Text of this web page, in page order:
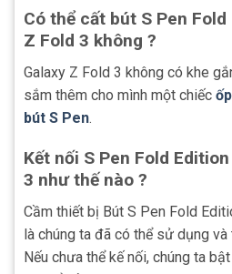
Có thể cất bút S Pen
Z Fold 3 không ?
Galaxy Z Fold 3 không có khe
sắm thêm cho mình một chiếc
bút S Pen.
Kết nối S Pen Fold
3 như thế nào ?
Cầm thiết bị Bút S Pen Fold
là chúng ta đã có thể sử dụng
Nếu chưa thể kế nối, chúng ta bật